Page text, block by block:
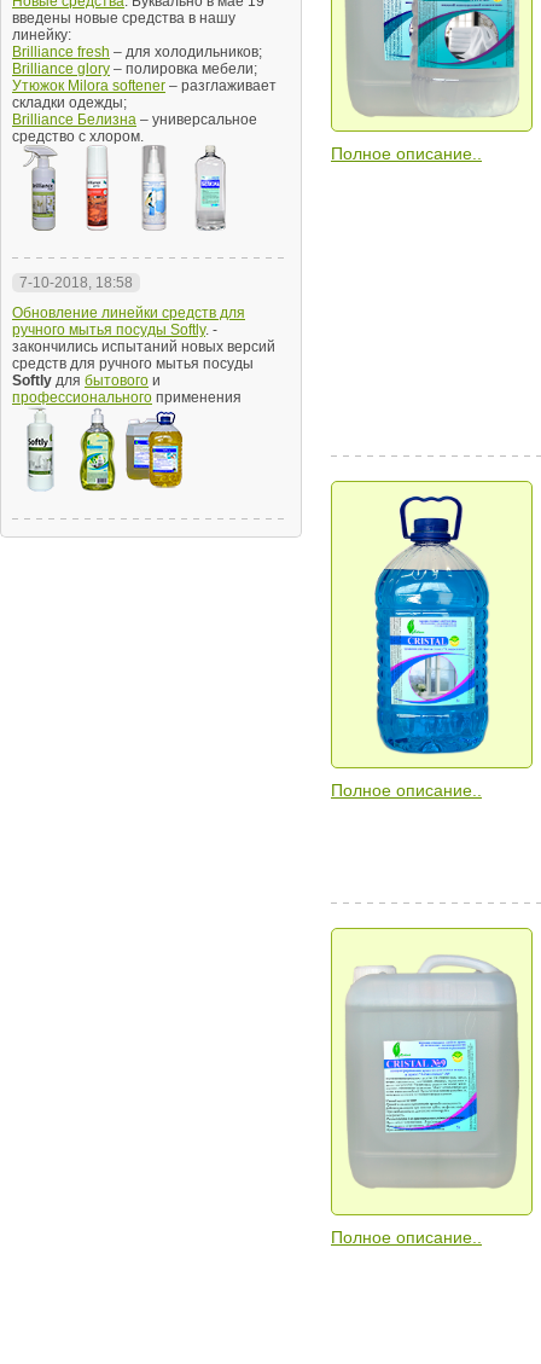
Полное описание..
Полное описание..
Полное описание..
введены новые средства в нашу
линейку:
Brilliance fresh – для холодильников;
Brilliance glory – полировка мебели;
Утюжок Milora softener – разглаживает
складки одежды;
Brilliance Белизна – универсальное
средство с хлором.
7-10-2018, 18:58
Обновление линейки средств для
ручного мытья посуды Softly. -
закончились испытаний новых версий
средств для ручного мытья посуды
Softly для бытового и
профессионального применения